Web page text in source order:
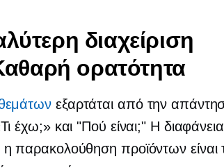
διαχείριση
ορατότητα
εξαρτάται από την
έχω;» και "Πού είναι;" Η διαφάνεια
παρακολούθηση προϊόντων είναι